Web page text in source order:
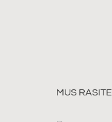
MUS RASITE